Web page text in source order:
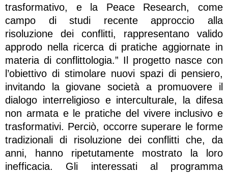
trasformativo, e la Peace Research, come
campo di studi recente approccio alla
risoluzione dei conflitti, rappresentano valido
approdo nella ricerca di pratiche aggiornate in
materia di conflittologia.” Il progetto nasce con
l’obiettivo di stimolare nuovi spazi di pensiero,
invitando la giovane società a promuovere il
dialogo interreligioso e interculturale, la difesa
non armata e le pratiche del vivere inclusivo e
trasformativi. Perciò, occorre superare le forme
tradizionali di risoluzione dei conflitti che, da
anni, hanno ripetutamente mostrato la loro
inefficacia. Gli interessati al programma